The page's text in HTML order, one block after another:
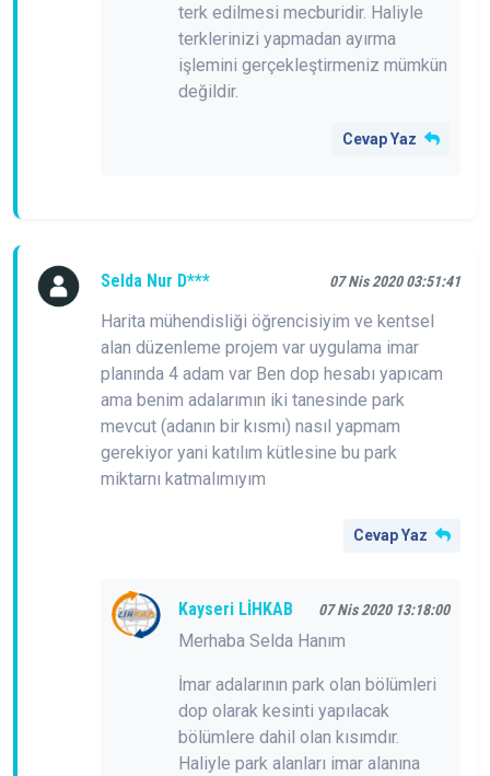
terk edilmesi mecburidir. Haliyle
terklerinizi yapmadan ayırma
işlemini gerçekleştirmeniz mümkün
değildir.
Cevap Yaz
Selda Nur D*** 07 Nis 2020 03:51:41
Harita mühendisliği öğrencisiyim ve kentsel
alan düzenleme projem var uygulama imar
planında 4 adam var Ben dop hesabı yapıcam
ama benim adalarımın iki tanesinde park
mevcut (adanın bir kısmı) nasıl yapmam
gerekiyor yani katılım kütlesine bu park
miktarnı katmalımıyım
Cevap Yaz
Kayseri LİHKAB 07 Nis 2020 13:18:00
Merhaba Selda Hanım
İmar adalarının park olan bölümleri
dop olarak kesinti yapılacak
bölümlere dahil olan kısımdır.
Haliyle park alanları imar alanına